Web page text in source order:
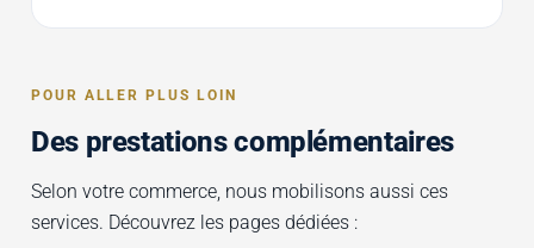
POUR ALLER PLUS LOIN
Des prestations complémentaires
Selon votre commerce, nous mobilisons aussi ces
services. Découvrez les pages dédiées :